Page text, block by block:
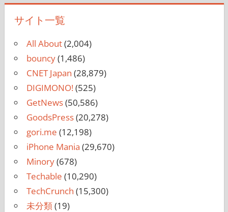
サイト一覧
All About(2,004)
bouncy(1,486)
CNET Japan (28,879)
DIGIMONO!(525)
GetNews(50,586)
GoodsPress(20,278)
gori.me (12,198)
iPhone Mania (29,670)
Minory(678)
Techable (10,290)
TechCrunch (15,300)
未分類(19)